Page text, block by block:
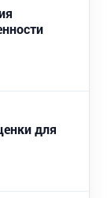
для